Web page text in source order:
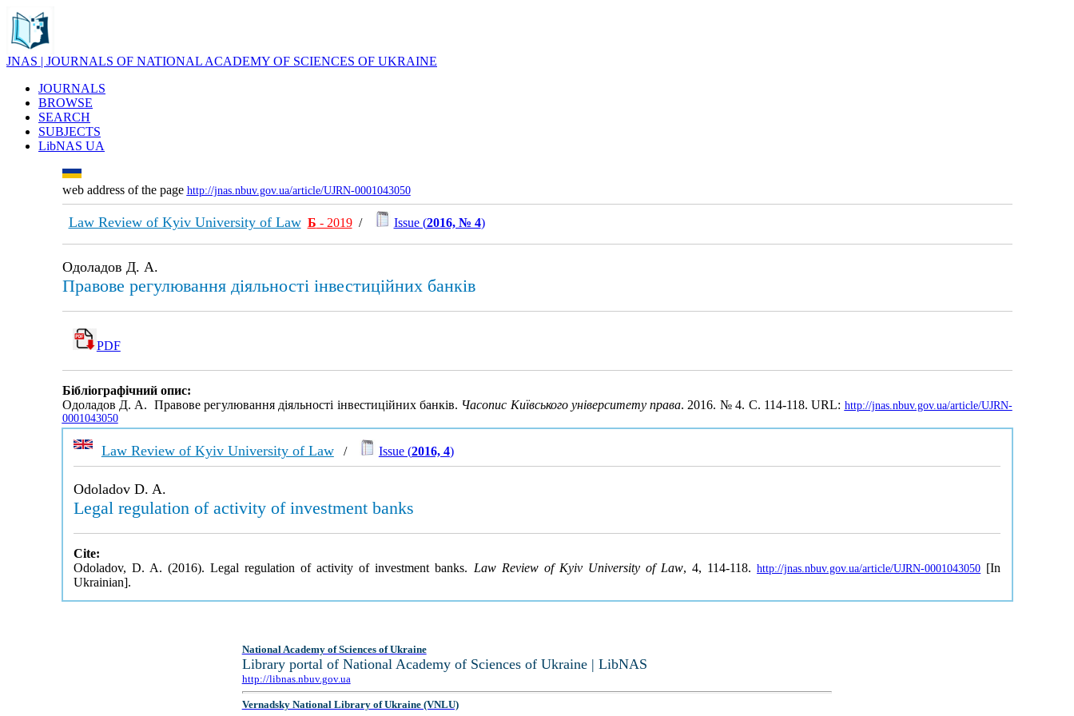
JNAS | JOURNALS OF NATIONAL ACADEMY OF SCIENCES OF UKRAINE
JOURNALS
BROWSE
SEARCH
SUBJECTS
LibNAS UA
web address of the page http://jnas.nbuv.gov.ua/article/UJRN-0001043050
Law Review of Kyiv University of Law Б - 2019/ Issue (2016, № 4)
Одоладов Д. А.
Правове регулювання діяльності інвестиційних банків
PDF
Бібліографічний опис:
Одоладов Д. А. Правове регулювання діяльності інвестиційних банків. Часопис Київського університету права. 2016. № 4. С. 114-118. URL: http://jnas.nbuv.gov.ua/article/UJRN-
0001043050
Law Review of Kyiv University of Law/ Issue (2016, 4)
Odoladov D. A.
Legal regulation of activity of investment banks
Cite:
Odoladov, D. A. (2016). Legal regulation of activity of investment banks. Law Review of Kyiv University of Law, 4, 114-118.http://jnas.nbuv.gov.ua/article/UJRN-0001043050 [In
Ukrainian].
National Academy of Sciences of Ukraine
Library portal of National Academy of Sciences of Ukraine | LibNAS
http://libnas.nbuv.gov.ua
Vernadsky National Library of Ukraine (VNLU)